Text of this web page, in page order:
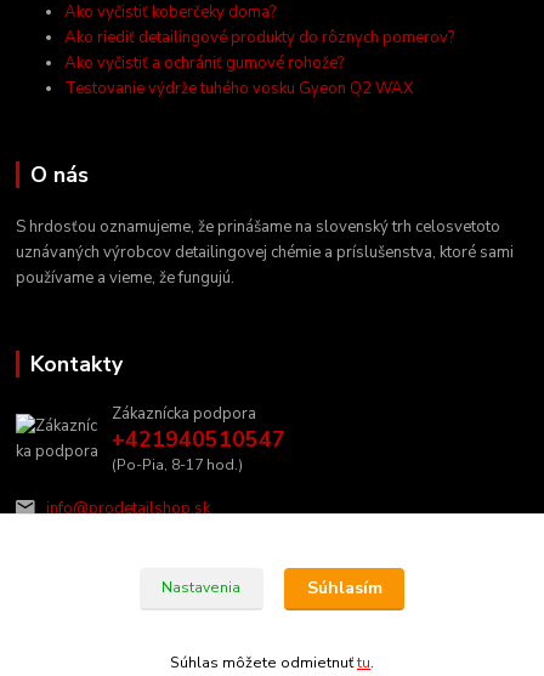
Ako vyčistiť koberčeky doma?
Ako riediť detailingové produkty do rôznych pomerov?
Ako vyčistiť a ochrániť gumové rohože?
Testovanie výdrže tuhého vosku Gyeon Q2 WAX
O nás
S hrdosťou oznamujeme, že prinášame na slovenský trh celosvetoto
uznávaných výrobcov detailingovej chémie a príslušenstva, ktoré sami
používame a vieme, že fungujú.
Kontakty
Zákaznícka podpora
+421940510547
(Po-Pia, 8-17 hod.)
info@prodetailshop.sk
Nastavenia Súhlasím
Súhlas môžete odmietnuťtu.